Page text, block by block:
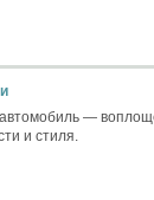
—
и стиля.